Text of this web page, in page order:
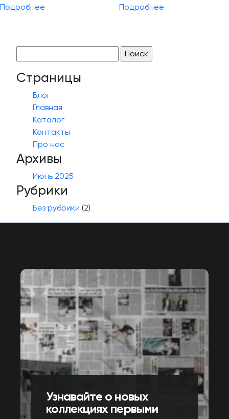
Подробнее Подробнее
Страницы
Блог
Главная
Каталог
Контакты
Про нас
Архивы
Июнь 2025
Рубрики
Без рубрики (2)
Узнавайте о новых
коллекциях первыми